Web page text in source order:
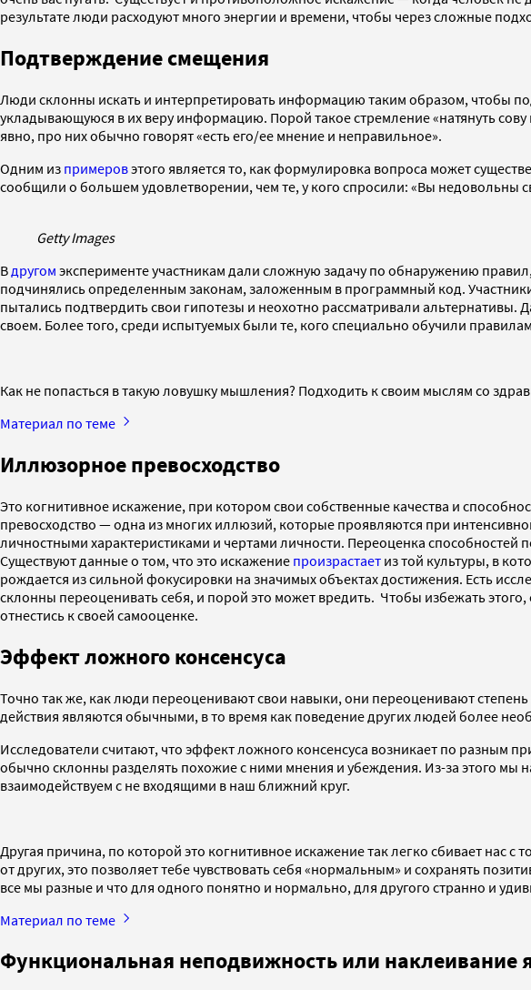
результате люди расходуют много энергии и времени, чтобы через сложные
Подтверждение смещения
Люди склонны искать и интерпретировать информацию таким образом, чтобы
укладывающуюся в их веру информацию. Порой такое стремление «натянуть
явно, про них обычно говорят «есть его/ее мнение и неправильное».
Одним из примеровэтого является то, как формулировка вопроса может
сообщили о большем удовлетворении, чем те, у кого спросили: «Вы недовольны
Getty Images
В другом эксперименте участникам дали сложную задачу по обнаружению
подчинялись определенным законам, заложенным в программный код.
пытались подтвердить свои гипотезы и неохотно рассматривали
своем. Более того, среди испытуемых были те, кого специально обучили
Как не попасться в такую ловушку мышления? Подходить к своим мыслям со
Материал по теме
Иллюзорное превосходство
Это когнитивное искажение, при котором свои собственные качества и
превосходство — одна из многих иллюзий, которые проявляются при
личностными характеристиками и чертами личности. Переоценка
Существуют данные о том, что это искажение произрастает из той культуры, в
рождается из сильной фокусировки на значимых объектах достижения. Есть
склонны переоценивать себя, и порой это может вредить. Чтобы избежать
отнестись к своей самооценке.
Эффект ложного консенсуса
Точно так же, как люди переоценивают свои навыки, они переоценивают
действия являются обычными, в то время как поведение других людей более
Исследователи считают, что эффект ложного консенсуса возникает по
обычно склонны разделять похожие с ними мнения и убеждения. Из-за этого
взаимодействуем с не входящими в наш ближний круг.
Другая причина, по которой это когнитивное искажение так легко сбивает нас
от других, это позволяет тебе чувствовать себя «нормальным» и сохранять
все мы разные и что для одного понятно и нормально, для другого странно и
Материал по теме
Функциональная неподвижность или наклеивание